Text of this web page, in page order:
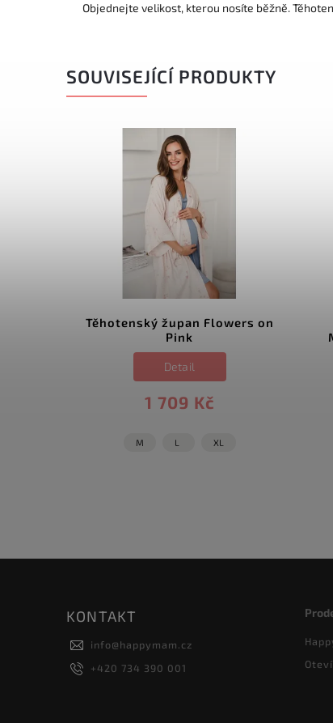
Objednejte velikost, kterou nosíte běžně.
SOUVISEJÍCÍ PRODUKTY
Těhotenský župan Flowers on
Pink
1 709 Kč
Detail
M L XL
KONTAKT
info@happymam.cz
+420 734 390 001